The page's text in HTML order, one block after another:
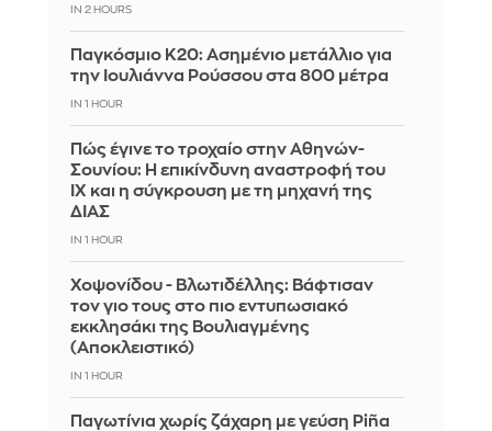
IN 2 HOURS
Παγκόσμιο Κ20: Ασημένιο μετάλλιο για
την Ιουλιάννα Ρούσσου στα 800 μέτρα
IN 1 HOUR
Πώς έγινε το τροχαίο στην Αθηνών-
Σουνίου: Η επικίνδυνη αναστροφή του
ΙΧ και η σύγκρουση με τη μηχανή της
ΔΙΑΣ
IN 1 HOUR
Χοψονίδου - Βλωτιδέλλης: Βάφτισαν
τον γιο τους στο πιο εντυπωσιακό
εκκλησάκι της Βουλιαγμένης
(Αποκλειστικό)
IN 1 HOUR
Παγωτίνια χωρίς ζάχαρη με γεύση Piña